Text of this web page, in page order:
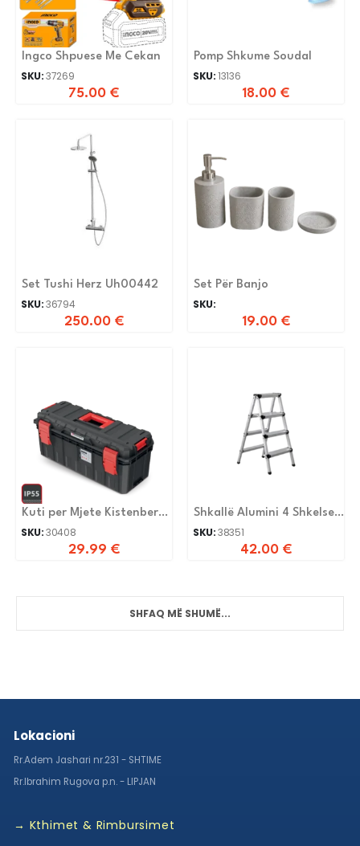
Ingco Shpuese Me Cekan
SKU:37269
75.00 €
Pomp Shkume Soudal
SKU:13136
18.00 €
Set Tushi Herz Uh00442
SKU:36794
250.00 €
Set Për Banjo
SKU:
19.00 €
Kuti per Mjete Kistenberg
KXS6530
SKU:30408
29.99 €
Shkallë Alumini 4 Shkelse
Lj0204
SKU:38351
42.00 €
SHFAQ MË SHUMË...
Lokacioni
Rr.Adem Jashari nr.231 - SHTIME
Rr.Ibrahim Rugova p.n. - LIPJAN
→ Kthimet & Rimbursimet